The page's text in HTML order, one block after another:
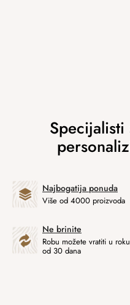
Najbogatija ponuda
Više od 4000 proizvoda
Ne brinite
Robu možete vratiti u roku
od 30 dana